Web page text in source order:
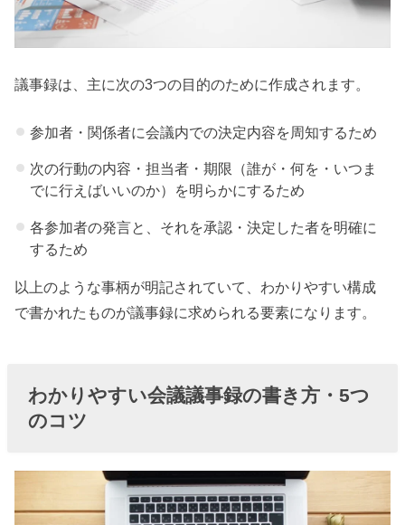
書き
議前に
決めて
おく
» 会議議
事録の
書き
方・コ
ツ③手
り方を
» 会議議
議事録は、主に次の3つの目的のために作成されます。
参加者・関係者に会議内での決定内容を周知するため
次の行動の内容・担当者・期限（誰が・何を・いつま
でに行えばいいのか）を明らかにするため
各参加者の発言と、それを承認・決定した者を明確に
するため
以上のような事柄が明記されていて、わかりやすい構成
で書かれたものが議事録に求められる要素になります。
わかりやすい会議議事録の書き方・5つ
のコツ